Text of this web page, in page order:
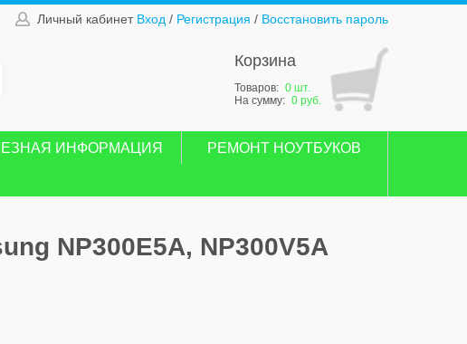
Личный кабинет Вход / Регистрация / Восстановить пароль
Корзина
Товаров: 0 шт.
На сумму: 0 руб.
ИНФОРМАЦИЯ РЕМОНТ НОУТБУКОВ
NP300E5A, NP300V5A